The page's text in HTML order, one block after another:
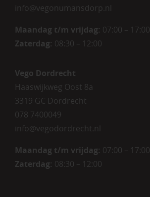
info@vegonumansdorp.nl
Maandag t/m vrijdag: 07:00 – 17:00
Zaterdag: 08:30 – 12:00
Vego Dordrecht
Haaswijkweg Oost 8a
3319 GC Dordrecht
078 7400049
info@vegodordrecht.nl
Maandag t/m vrijdag: 07:00 – 17:00
Zaterdag: 08:30 – 12:00